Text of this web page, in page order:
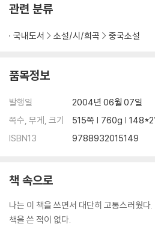
관련 분류
국내도서 소설/시/희곡 중국소설
품목정보
발행일
2004년 06월 07일
쪽수, 무게, 크기
515쪽 | 760g |
ISBN13
9788932015149
책 속으로
나는 이 책을 쓰면서 대단히 고통스러웠다
책을 쓴 적이 없다.